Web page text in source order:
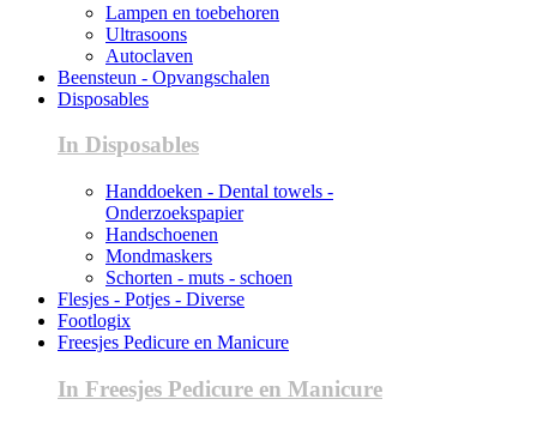
Lampen en toebehoren
Ultrasoons
Autoclaven
Beensteun - Opvangschalen
Disposables
In Disposables
Handdoeken - Dental towels -
Onderzoekspapier
Handschoenen
Mondmaskers
Schorten - muts - schoen
Flesjes - Potjes - Diverse
Footlogix
Freesjes Pedicure en Manicure
In Freesjes Pedicure en Manicure